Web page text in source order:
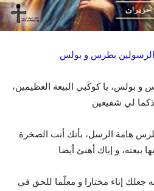
الرسولين بطرس و بولس
و بولس، يا كوكَبي البيعة العظيمين،
لي شفيعين
هامة الرسل، بأنك أنت الصخرة
بيعته، و إياك أهنئ أيضا
جعلك إناء مختارا و معلّما للحق في